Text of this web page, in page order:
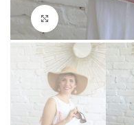
Click to enlarge